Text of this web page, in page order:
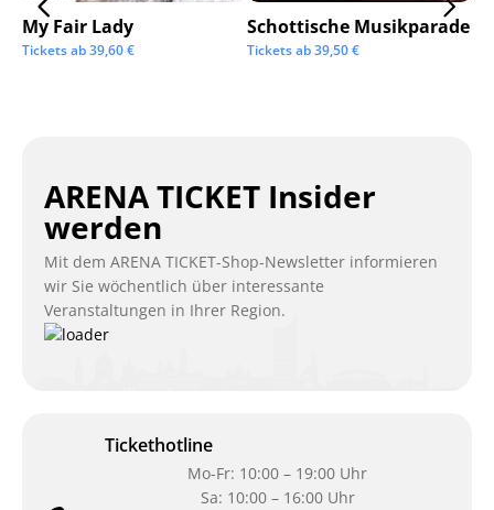
My Fair Lady
Tickets ab39,60€
Schottische Musikparade
Tickets ab39,50€
ARENA TICKET Insider
werden
Mit dem ARENA TICKET-Shop-Newsletter informieren
wir Sie wöchentlich über interessante
Veranstaltungen in Ihrer Region.
Tickethotline
Mo-Fr: 10:00 – 19:00 Uhr
Sa: 10:00 – 16:00 Uhr